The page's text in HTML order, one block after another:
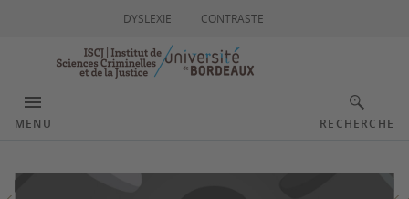
DYSLEXIE CONTRASTE
MENU RECHERCHE